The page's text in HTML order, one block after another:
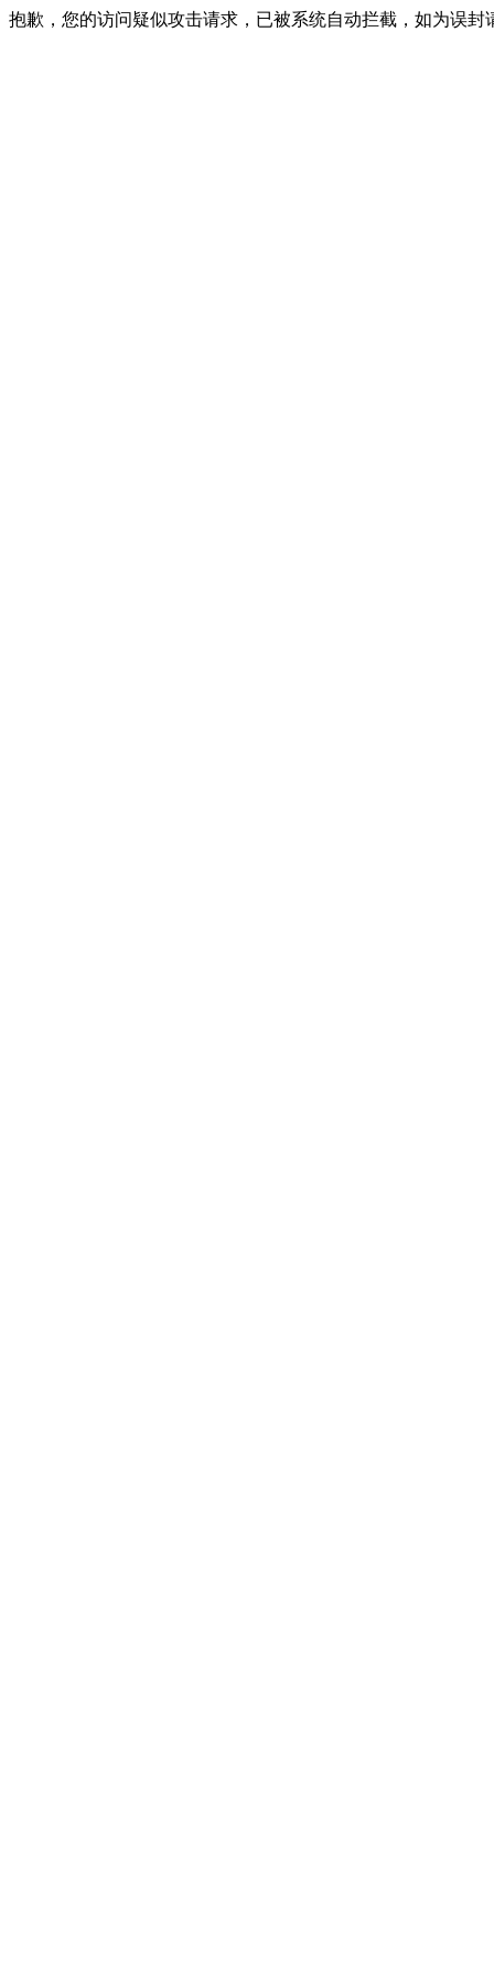
抱歉，您的访问疑似攻击请求，已被系统自动拦截，如为误封